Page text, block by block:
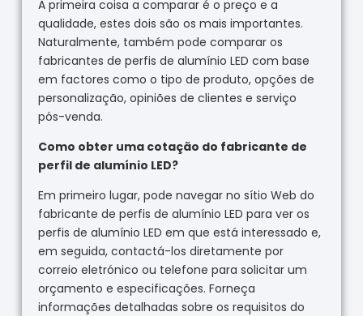
A primeira coisa a comparar é o preço e a
qualidade, estes dois são os mais importantes.
Naturalmente, também pode comparar os
fabricantes de perfis de alumínio LED com base
em factores como o tipo de produto, opções de
personalização, opiniões de clientes e serviço
pós-venda.
Como obter uma cotação do fabricante de
perfil de alumínio LED?
Em primeiro lugar, pode navegar no sítio Web do
fabricante de perfis de alumínio LED para ver os
perfis de alumínio LED em que está interessado e,
em seguida, contactá-los diretamente por
correio eletrónico ou telefone para solicitar um
orçamento e especificações. Forneça
informações detalhadas sobre os requisitos do